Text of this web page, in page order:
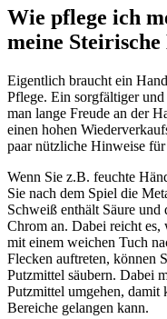
Wie pflege ich
meine
Eigentlich braucht ein
Pflege. Ein sorgfältiger
man lange Freude an der
einen hohen
paar nützliche Hinweise
Wenn Sie z.B. feuchte
Sie nach dem Spiel die
Schweiß enthält Säure
Chrom an. Dabei reicht es,
mit einem weichen Tuch
Flecken auftreten, können
Putzmittel säubern. Dabei
Putzmittel umgehen, damit
Bereiche gelangen kann.